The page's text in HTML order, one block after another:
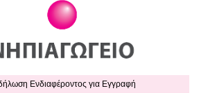
Eνδιαφέροντος για Εγγραφή